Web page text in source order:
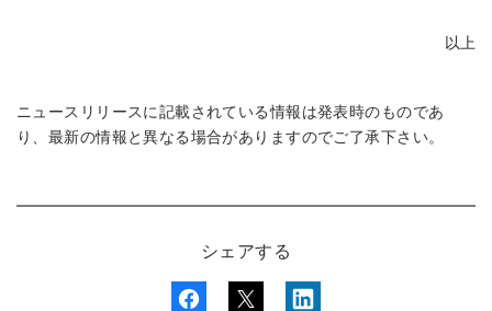
以上
ニュースリリースに記載されている情報は発表時のものであ
り、最新の情報と異なる場合がありますのでご了承下さい。
シェアする